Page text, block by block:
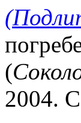
(
2004.